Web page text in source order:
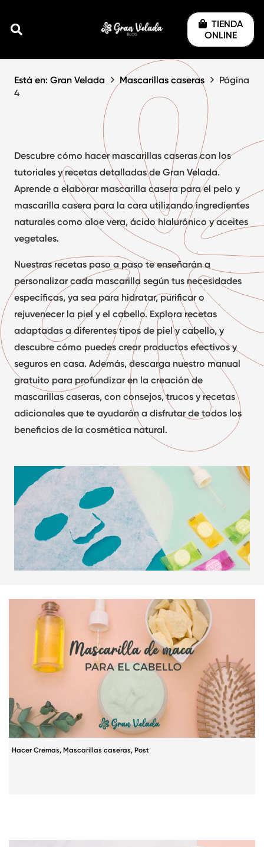
TIENDA
ONLINE
Está en: Gran Velada Mascarillas caseras
Página
4
Descubre cómo hacer mascarillas caserascon los
tutoriales y recetas detalladas de Gran Velada.
Aprende a elaborar mascarilla casera para el pelo y
mascarilla casera para la cara utilizando ingredientes
naturales como aloe vera, ácido hialurónico y aceites
vegetales.
Nuestras recetas paso a paso te enseñarán a
personalizar cada mascarilla según tus necesidades
específicas, ya sea para hidratar, purificar o
rejuvenecer la piel y el cabello. Explora recetas
adaptadas a diferentes tipos de piel y cabello, y
descubre cómo puedes crear productos efectivos y
seguros en casa. Además, descarga nuestro manual
gratuito para profundizar en la creación de
mascarillas caseras, con consejos, trucos y recetas
adicionales que te ayudarán a disfrutar de todos los
beneficios de la cosmética natural.
Hacer Cremas, Mascarillas caseras, Post